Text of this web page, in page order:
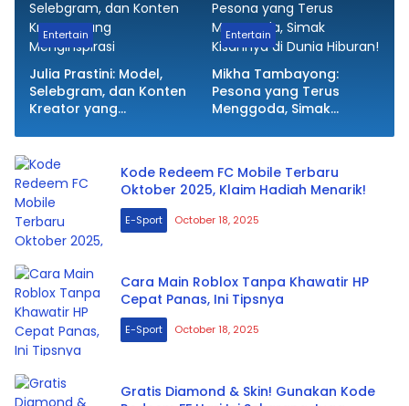
Entertain
Julia Prastini: Model,
Selebgram, dan Konten
Kreator yang
Entertain
Mikha Tambayong:
Pesona yang Terus
Menggoda, Simak
Hiburan!
Kode Redeem FC Mobile Terbaru
Oktober 2025, Klaim Hadiah Menarik!
E-Sport October 18, 2025
Cara Main Roblox Tanpa Khawatir HP
Cepat Panas, Ini Tipsnya
E-Sport October 18, 2025
Gratis Diamond & Skin! Gunakan Kode